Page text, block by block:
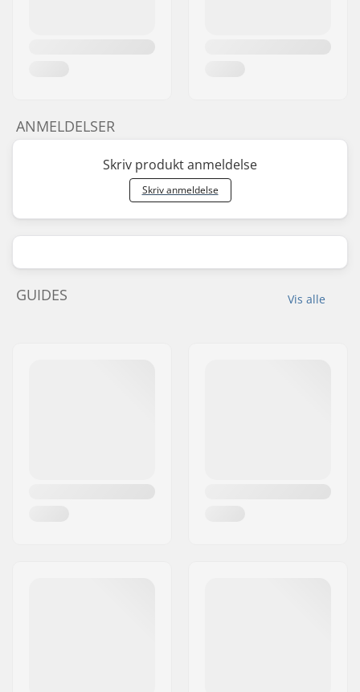
ANMELDELSER
Skriv produkt anmeldelse
Skriv anmeldelse
Vis alle
GUIDES